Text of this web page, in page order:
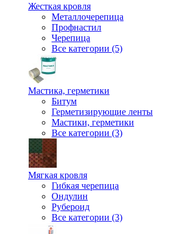
Жесткая кровля
Металлочерепица
Профнастил
Черепица
Все категории (5)
Мастика, герметики
Битум
Герметизирующие ленты
Мастики, герметики
Все категории (3)
Мягкая кровля
Гибкая черепица
Ондулин
Рубероид
Все категории (3)